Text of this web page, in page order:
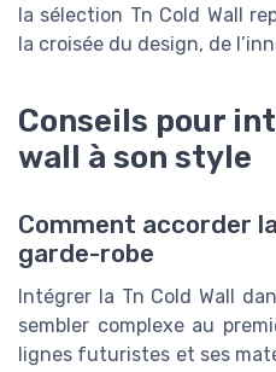
la sélection Tn Cold Wall
la croisée du design, de
Conseils pour
wall à son style
Comment accorder
garde-robe
Intégrer la Tn Cold Wall
sembler complexe au
lignes futuristes et ses